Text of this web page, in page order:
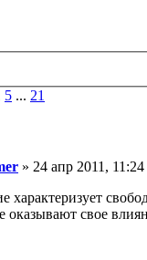
5 ... 21
» 24 апр 2011, 11:24
характеризует
оказывают свое